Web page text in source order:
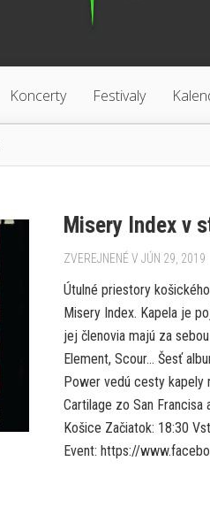
Koncerty Festivaly
Misery Index v
ZVEREJNENÉ V JÚN 29, 2019
Útulné priestory
Misery Index. Kapela je
jej členovia majú za
Element, Scour… Šesť
Power vedú cesty kapely
Cartilage zo San Francisa
Košice Začiatok: 18:30
Event: https://